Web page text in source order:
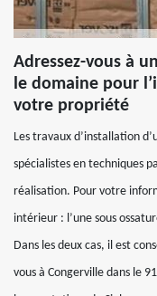
Adressez-vous à
le domaine pour
votre propriété
Les travaux d’installation
spécialistes en techniques
réalisation. Pour votre
intérieur : l’une sous
Dans les deux cas, il est
vous à Congerville dans le